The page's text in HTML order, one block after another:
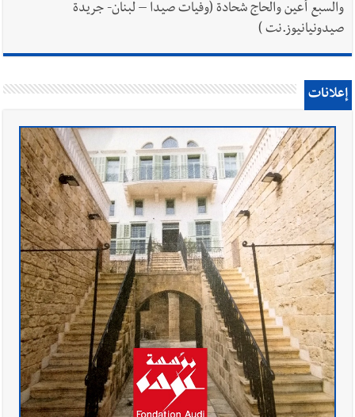
والسبع أعين والحاج شحادة (وفيات صيدا – لبنان- جريدة
صيدونيانيوز.نت )
إعلانات